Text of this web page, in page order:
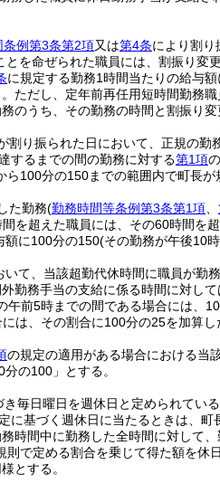
条例第3条第2項又は第4条により割り
とを命ぜられた職員には、割振り変
に規定する勤務1時間当たりの給与
ただし、定年前再任用短時間勤務職
のうち、その勤務の時間と割振り
り振られた日において、正規の勤
するまでの間の勤務に対する第1項
100分の150までの範囲内で町長
た勤務(勤務時間等条例第3条第1項
を超えた職員には、その60時間を
額に100分の150(その勤務が午後10
て、当該超勤代休時間に職員が勤
務手当の支給に係る時間に対して
午前5時までの間である場合には、
は、その割合に100分の25を加算し
の規定の適用がある場合における当
の100」とする。
毎日曜日を週休日と定められてい
に基づく週休日に当たるときは、町
時間中に勤務した全時間に対して、
で定める割合を乗じて得た額を休
とする。